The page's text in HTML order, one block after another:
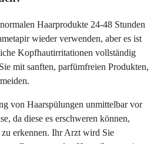
Haarprodukte 24-48 Stunden
wieder verwenden, aber es ist
Kopfhautirritationen vollständig
mit sanften, parfümfreien Produkten,
von Haarspülungen unmittelbar vor
da diese es erschweren können,
erkennen. Ihr Arzt wird Sie